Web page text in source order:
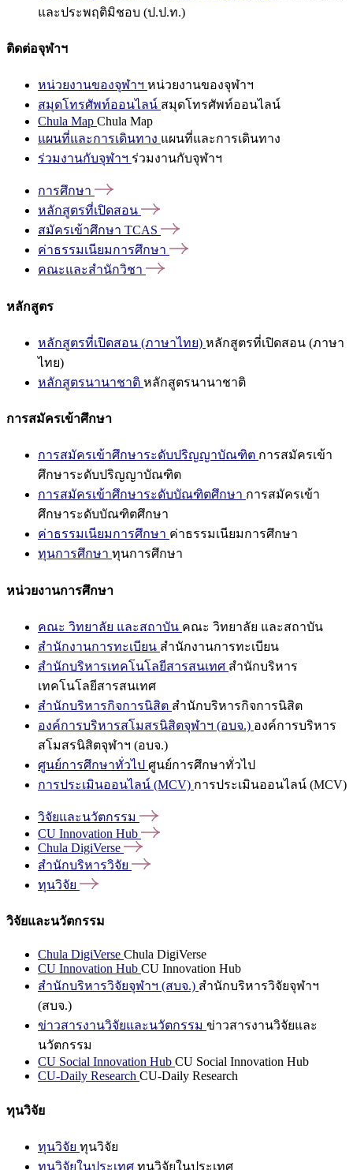
และประพฤติมิชอบ (ป.ป.ท.)
ติดต่อจุฬาฯ
หน่วยงานของจุฬาฯ หน่วยงานของจุฬาฯ
สมุดโทรศัพท์ออนไลน์ สมุดโทรศัพท์ออนไลน์
Chula Map Chula Map
แผนที่และการเดินทาง แผนที่และการเดินทาง
ร่วมงานกับจุฬาฯ ร่วมงานกับจุฬาฯ
การศึกษา
หลักสูตรที่เปิดสอน
สมัครเข้าศึกษา TCAS
ค่าธรรมเนียมการศึกษา
คณะและสำนักวิชา
หลักสูตร
หลักสูตรที่เปิดสอน (ภาษาไทย) หลักสูตรที่เปิดสอน (ภาษา
ไทย)
หลักสูตรนานาชาติ หลักสูตรนานาชาติ
การสมัครเข้าศึกษา
การสมัครเข้าศึกษาระดับปริญญาบัณฑิต การสมัครเข้า
ศึกษาระดับปริญญาบัณฑิต
การสมัครเข้าศึกษาระดับบัณฑิตศึกษา การสมัครเข้า
ศึกษาระดับบัณฑิตศึกษา
ค่าธรรมเนียมการศึกษา ค่าธรรมเนียมการศึกษา
ทุนการศึกษา ทุนการศึกษา
หน่วยงานการศึกษา
คณะ วิทยาลัย และสถาบัน คณะ วิทยาลัย และสถาบัน
สำนักงานการทะเบียน สำนักงานการทะเบียน
สำนักบริหารเทคโนโลยีสารสนเทศ สำนักบริหาร
เทคโนโลยีสารสนเทศ
สำนักบริหารกิจการนิสิต สำนักบริหารกิจการนิสิต
องค์การบริหารสโมสรนิสิตจุฬาฯ (อบจ.) องค์การบริหาร
สโมสรนิสิตจุฬาฯ (อบจ.)
ศูนย์การศึกษาทั่วไป ศูนย์การศึกษาทั่วไป
การประเมินออนไลน์ (MCV) การประเมินออนไลน์ (MCV)
วิจัยและนวัตกรรม
CU Innovation Hub
Chula DigiVerse
สำนักบริหารวิจัย
ทุนวิจัย
วิจัยและนวัตกรรม
Chula DigiVerse Chula DigiVerse
CU Innovation Hub CU Innovation Hub
สำนักบริหารวิจัยจุฬาฯ (สบจ.) สำนักบริหารวิจัยจุฬาฯ
(สบจ.)
ข่าวสารงานวิจัยและนวัตกรรม ข่าวสารงานวิจัยและ
นวัตกรรม
CU Social Innovation Hub CU Social Innovation Hub
CU-Daily Research CU-Daily Research
ทุนวิจัย
ทุนวิจัย ทุนวิจัย
ทุนวิจัยในประเทศ ทุนวิจัยในประเทศ